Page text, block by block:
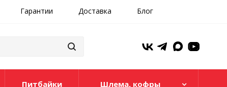
Гарантии Доставка Блог
Питбайки Шлема, кофры